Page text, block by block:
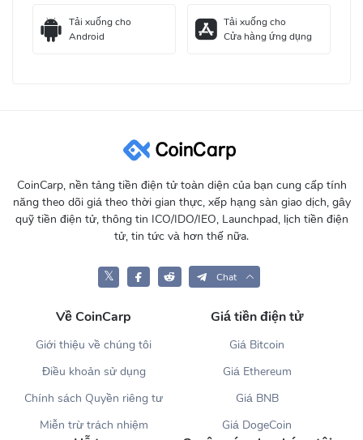
Tải xuống cho
Android
Tải xuống cho
Cửa hàng ứng dụng
CoinCarp, nền tảng tiền điện tử toàn diện của bạn cung cấp tính
năng theo dõi giá theo thời gian thực, xếp hạng sàn giao dịch, gây
quỹ tiền điện tử, thông tin ICO/IDO/IEO, Launchpad, lịch tiền điện
tử, tin tức và hơn thế nữa.
𝕏 Chat
Về CoinCarp
Giới thiệu về chúng tôi
Điều khoản sử dụng
Chính sách Quyền riêng tư
Miễn trừ trách nhiệm
Giá tiền điện tử
Giá Bitcoin
Giá Ethereum
Giá BNB
Giá DogeCoin